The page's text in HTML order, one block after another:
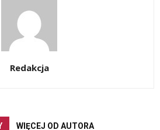
Redakcja
WIĘCEJ OD AUTORA